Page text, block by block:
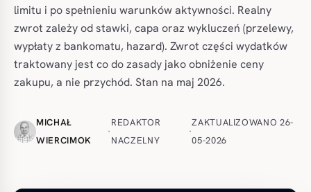
limitu i po spełnieniu warunków aktywności. Realny
zwrot zależy od stawki, capa oraz wykluczeń (przelewy,
wypłaty z bankomatu, hazard). Zwrot części wydatków
traktowany jest co do zasady jako obniżenie ceny
zakupu, a nie przychód. Stan na maj 2026.
MICHAŁ
WIERCIMOK
·
REDAKTOR
NACZELNY
·
ZAKTUALIZOWANO 26-
05-2026